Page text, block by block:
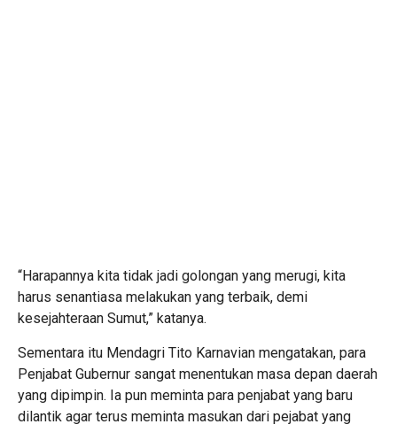
“Harapannya kita tidak jadi golongan yang merugi, kita
harus senantiasa melakukan yang terbaik, demi
kesejahteraan Sumut,” katanya.
Sementara itu Mendagri Tito Karnavian mengatakan, para
Penjabat Gubernur sangat menentukan masa depan daerah
yang dipimpin. Ia pun meminta para penjabat yang baru
dilantik agar terus meminta masukan dari pejabat yang